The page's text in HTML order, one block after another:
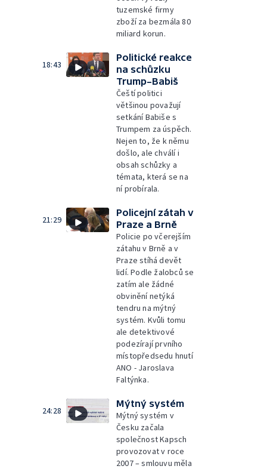
tuzemské firmy
zboží za bezmála 80
miliard korun.
18:43
Politické reakce
na schůzku
Trump–Babiš
Čeští politici
většinou považují
setkání Babiše s
Trumpem za úspěch.
Nejen to, že k němu
došlo, ale chválí i
obsah schůzky a
témata, která se na
ní probírala.
21:29
Policejní zátah v
Praze a Brně
Policie po včerejším
zátahu v Brně a v
Praze stíhá devět
lidí. Podle žalobců se
zatím ale žádné
obvinění netýká
tendru na mýtný
systém. Kvůli tomu
ale detektivové
podezírají prvního
místopředsedu hnutí
ANO - Jaroslava
Faltýnka.
24:28
Mýtný systém
Mýtný systém v
Česku začala
společnost Kapsch
provozovat v roce
2007 – smlouvu měla